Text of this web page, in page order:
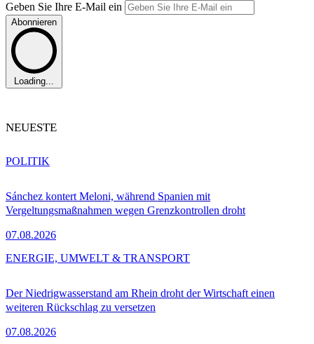
Geben Sie Ihre E-Mail ein
Abonnieren
Loading...
NEUESTE
Sánchez kontert Meloni, während Spanien mit
Vergeltungsmaßnahmen wegen Grenzkontrollen droht
07.08.2026
POLITIK
Der Niedrigwasserstand am Rhein droht der Wirtschaft einen
weiteren Rückschlag zu versetzen
07.08.2026
ENERGIE, UMWELT & TRANSPORT